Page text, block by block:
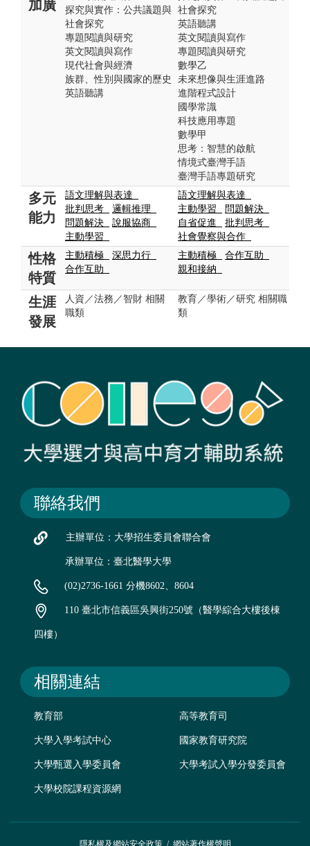
加廣
探究與實作：公共議題與
社會探究
專題閱讀與研究
英文閱讀與寫作
現代社會與經濟
族群、性別與國家的歷史
英語聽講
社會探究
英語聽講
英文閱讀與寫作
專題閱讀與研究
數學乙
未來想像與生涯進路
進階程式設計
國學常識
科技應用專題
數學甲
思考：智慧的啟航
情境式臺灣手語
臺灣手語專題研究
多元
能力
語文理解與表達
批判思考
邏輯推理
問題解決
說服協商
主動學習
語文理解與表達
主動學習
問題解決
自省促進
批判思考
社會覺察與合作
性格
特質
主動積極
深思力行
合作互助
主動積極
合作互助
親和接納
生涯
發展
人資／法務／智財 相關
職類
教育／學術／研究 相關職
類
聯絡我們
主辦單位：大學招生委員會聯合會
承辦單位：臺北醫學大學
(02)2736-1661 分機8602、8604
110 臺北市信義區吳興街250號（醫學綜合大樓後棟
四樓）
相關連結
教育部 高等教育司
大學入學考試中心 國家教育研究院
大學甄選入學委員會 大學考試入學分發委員會
大學校院課程資源網